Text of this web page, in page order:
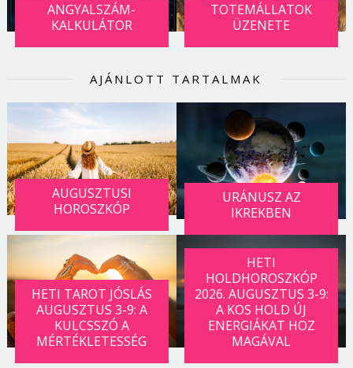
ANGYALSZÁM-
KALKULÁTOR
TOTEMÁLLATOK
ÜZENETE
AJÁNLOTT TARTALMAK
AUGUSZTUSI
HOROSZKÓP
URÁNUSZ AZ
IKREKBEN
HETI TAROT JÓSLÁS
AUGUSZTUS 3-9: A
KULCSSZÓ A
MÉRTÉKLETESSÉG
HETI
HOLDHOROSZKÓP
2026. AUGUSZTUS 3-9:
A KOS HOLD ÚJ
ENERGIÁKAT HOZ
MAGÁVAL